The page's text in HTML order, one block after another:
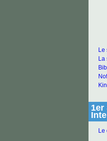
Le
La
1er
Le